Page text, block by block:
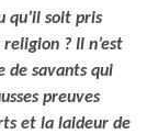
qu’il soit pris
? Il n’est
de savants qui
preuves
et la laideur de